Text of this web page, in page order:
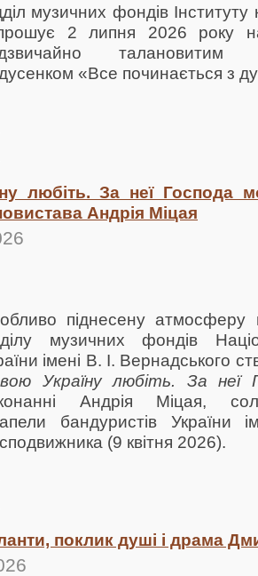
музичних фондів
2 липня 2026 року
талановитим
«Все починається з
любіть. За неї Господа
Андрія Міцая
піднесену атмосферу
музичних фондів
імені В. І. Вернадського
Україну любіть. За неї
Андрія Міцая,
бандуристів України
(9 квітня 2026).
поклик душі і драма